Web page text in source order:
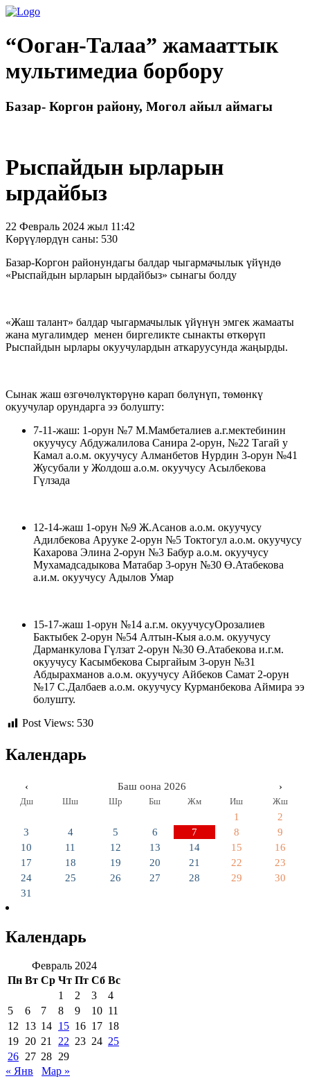
“Ооган-Талаа” жамааттык
мультимедиа борбору
Базар- Коргон району, Могол айыл аймагы
Рыспайдын ырларын
ырдайбыз
22 Февраль 2024 жыл 11:42
Көрүүлөрдүн саны: 530
Базар-Коргон районундагы балдар чыгармачылык үйүндө
«Рыспайдын ырларын ырдайбыз» сынагы болду
«Жаш талант» балдар чыгармачылык үйүнүн эмгек жамааты
жана мугалимдер менен биргеликте сынакты өткөрүп
Рыспайдын ырлары окуучулардын аткаруусунда жаңырды.
Сынак жаш өзгөчөлүктөрүнө карап бөлүнүп, төмөнкү
окуучулар орундарга ээ болушту:
7-11-жаш: 1-орун №7 М.Мамбеталиев а.г.мектебинин
окуучусу Абдужалилова Санира 2-орун, №22 Тагай у
Камал а.о.м. окуучусу Алманбетов Нурдин 3-орун №41
Жусубали у Жолдош а.о.м. окуучусу Асылбекова
Гүлзада
12-14-жаш 1-орун №9 Ж.Асанов а.о.м. окуучусу
Адилбекова Арууке 2-орун №5 Токтогул а.о.м. окуучусу
Кахарова Элина 2-орун №3 Бабур а.о.м. окуучусу
Мухамадсадыкова Матабар 3-орун №30 Ө.Атабекова
а.и.м. окуучусу Адылов Умар
15-17-жаш 1-орун №14 а.г.м. окуучусуОрозалиев
Бактыбек 2-орун №54 Алтын-Кыя а.о.м. окуучусу
Дарманкулова Гүлзат 2-орун №30 Ө.Атабекова и.г.м.
окуучусу Касымбекова Сыргайым 3-орун №31
Абдырахманов а.о.м. окуучусу Айбеков Самат 2-орун
№17 С.Далбаев а.о.м. окуучусу Курманбекова Аймира ээ
болушту.
Post Views: 530
Календарь
‹ Баш оона 2026 ›
Дш Шш Шр Бш Жм Иш Жш
1
2
3
4 5 6 7 8
9
10
11 12 13 14 15
16
17
18 19 20 21 22
23
24
25 26 27 28 29
30
31
Календарь
Февраль 2024
Пн Вт Ср Чт Пт Сб Вс
1
2 3
4
5
6 7 8 9 10 11
12 13 14 15 16 17 18
19 20 21 22 23 24 25
26 27 28 29
« Янв
Мар »